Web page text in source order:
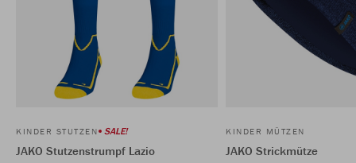
KINDER STUTZEN SALE!
JAKO Stutzenstrumpf Lazio
KINDER MÜTZEN
JAKO Strickmütze